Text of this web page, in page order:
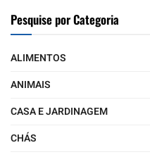
Pesquise por Categoria
ALIMENTOS
ANIMAIS
CASA E JARDINAGEM
CHÁS